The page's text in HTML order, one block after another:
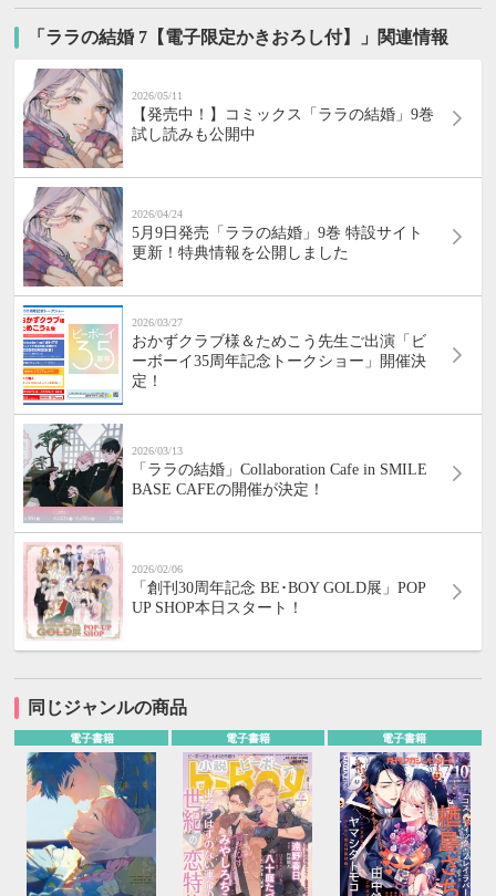
「ララの結婚 7【電子限定かきおろし付】」関連情報
2026/05/11
【発売中！】コミックス「ララの結婚」9巻
試し読みも公開中
2026/04/24
5月9日発売「ララの結婚」9巻 特設サイト
更新！特典情報を公開しました
2026/03/27
おかずクラブ様＆ためこう先生ご出演「ビ
ーボーイ35周年記念トークショー」開催決
定！
2026/03/13
「ララの結婚」Collaboration Cafe in SMILE
BASE CAFEの開催が決定！
2026/02/06
「創刊30周年記念 BE･BOY GOLD展」POP
UP SHOP本日スタート！
同じジャンルの商品
電子書籍 電子書籍 電子書籍